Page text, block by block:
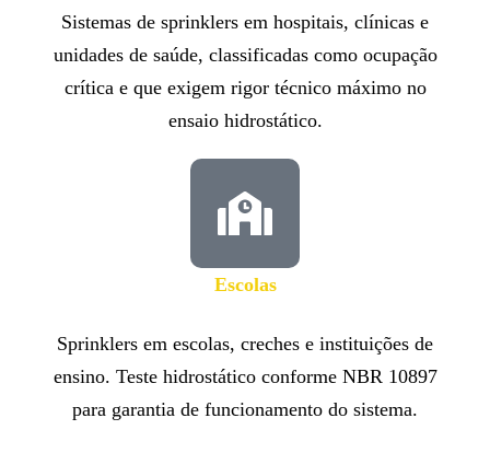
Sistemas de sprinklers em hospitais, clínicas e
unidades de saúde, classificadas como ocupação
crítica e que exigem rigor técnico máximo no
ensaio hidrostático.
Escolas
Sprinklers em escolas, creches e instituições de
ensino. Teste hidrostático conforme NBR 10897
para garantia de funcionamento do sistema.